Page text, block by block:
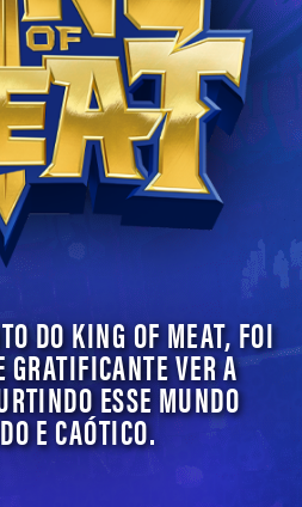
DO KING OF MEAT, FOI
GRATIFICANTE VER A
ESSE MUNDO
E CAÓTICO.